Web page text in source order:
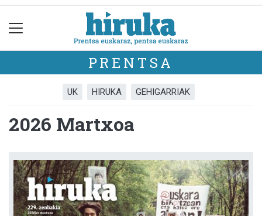
PRENTSA
UK HIRUKA GEHIGARRIAK
2026 Martxoa